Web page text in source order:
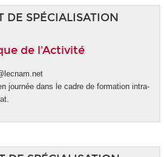
DE SPÉCIALISATION
de l'Activité
journée dans le cadre de formation intra-